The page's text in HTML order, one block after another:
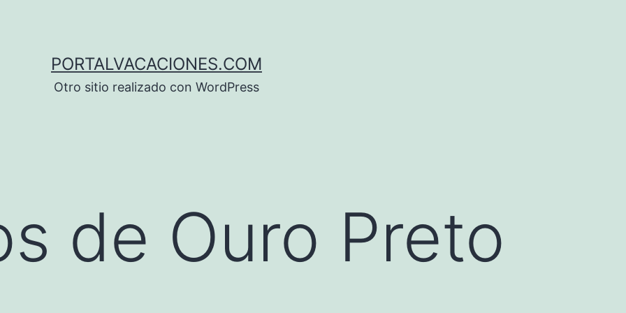
PORTALVACACIONES.COM
Otro sitio realizado con WordPress
de Ouro Preto